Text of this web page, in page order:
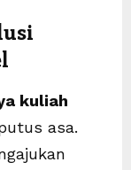
kuliah
asa.